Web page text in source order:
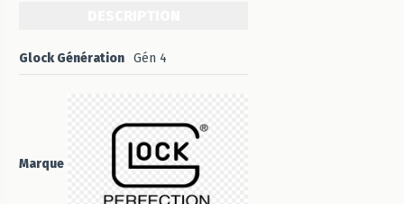
Glock Génération Gén 4
Marque